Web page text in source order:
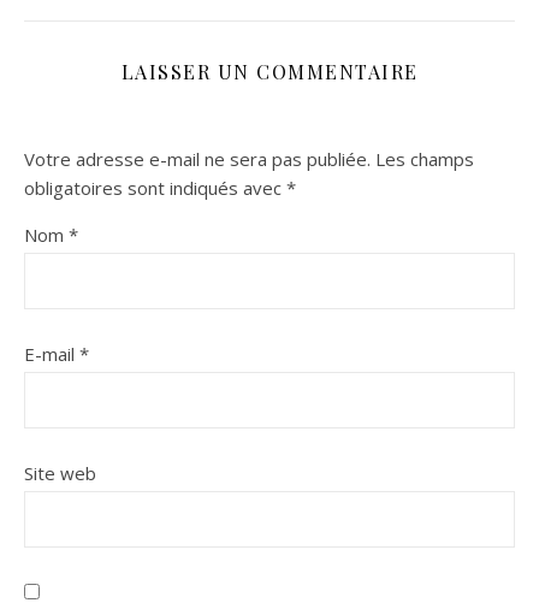
LAISSER UN COMMENTAIRE
Votre adresse e-mail ne sera pas publiée. Les champs
obligatoires sont indiqués avec *
Nom *
E-mail *
Site web